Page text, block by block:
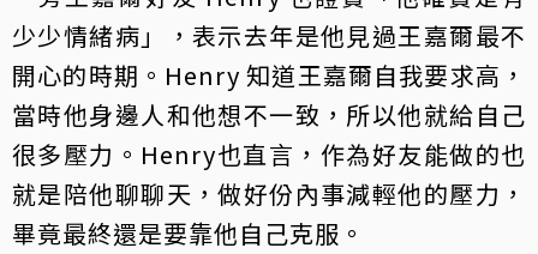
少少情緒病」，表示去年是他見過王嘉爾最不
開心的時期。Henry 知道王嘉爾自我要求高，
當時他身邊人和他想不一致，所以他就給自己
很多壓力。Henry也直言，作為好友能做的也
就是陪他聊聊天，做好份內事減輕他的壓力，
畢竟最終還是要靠他自己克服。